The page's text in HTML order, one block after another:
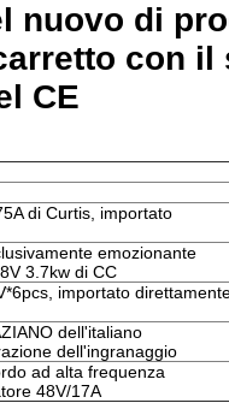
nuovo di
con
CE
di Curtis, importato
emozionante
3.7kw di CC
importato
dell'italiano
dell'ingranaggio
ad alta frequenza
48V/17A